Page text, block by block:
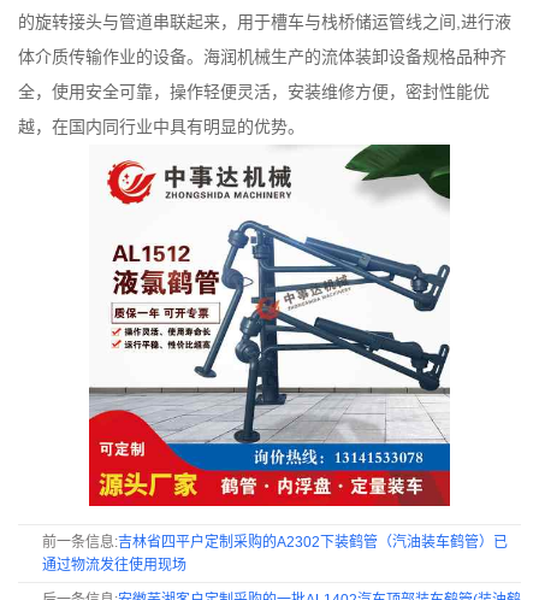
的旋转接头与管道串联起来，用于槽车与栈桥储运管线之间,进行液
体介质传输作业的设备。海润机械生产的流体装卸设备规格品种齐
全，使用安全可靠，操作轻便灵活，安装维修方便，密封性能优
越，在国内同行业中具有明显的优势。
前一条信息:吉林省四平户定制采购的A2302下装鹤管（汽油装车鹤管）已
通过物流发往使用现场